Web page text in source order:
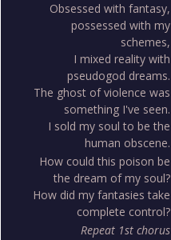
Obsessed with fantasy,
possessed with my
schemes,
I mixed reality with
pseudogod dreams.
The ghost of violence was
something I've seen.
I sold my soul to be the
human obscene.
How could this poison be
the dream of my soul?
How did my fantasies take
complete control?
Repeat 1st chorus